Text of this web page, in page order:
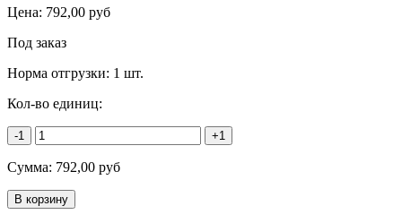
Цена: 792,00 руб
Под заказ
Норма отгрузки: 1 шт.
Кол-во единиц:
-1 +1
Сумма: 792,00 руб